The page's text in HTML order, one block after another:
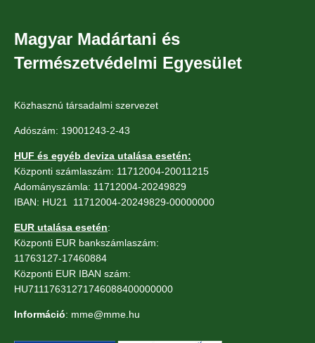
Magyar Madártani és
Természetvédelmi Egyesület
Közhasznú társadalmi szervezet
Adószám: 19001243-2-43
HUF és egyéb deviza utalása esetén:
Központi számlaszám: 11712004-20011215
Adományszámla: 11712004-20249829
IBAN: HU21 11712004-20249829-00000000
EUR utalása esetén:
Központi EUR bankszámlaszám:
11763127-17460884
Központi EUR IBAN szám:
HU71117631271746088400000000
Információ: mme@mme.hu